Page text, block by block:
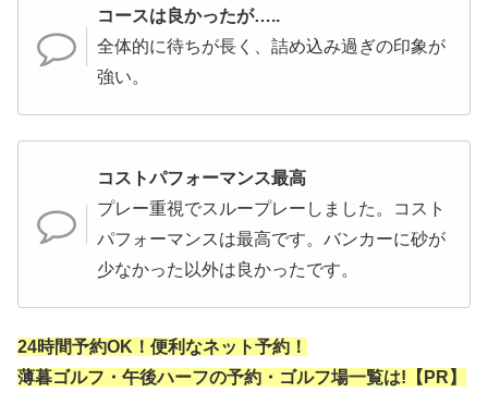
コースは良かったが…..
全体的に待ちが長く、詰め込み過ぎの印象が
強い。
コストパフォーマンス最高
プレー重視でスループレーしました。コスト
パフォーマンスは最高です。バンカーに砂が
少なかった以外は良かったです。
24時間予約OK！便利なネット予約！
薄暮ゴルフ・午後ハーフの予約・ゴルフ場一覧は!【PR】